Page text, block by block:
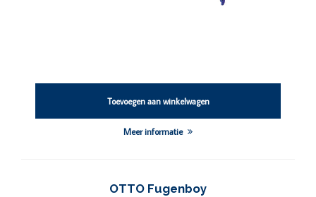
Toevoegen aan winkelwagen
Meer informatie
OTTO Fugenboy